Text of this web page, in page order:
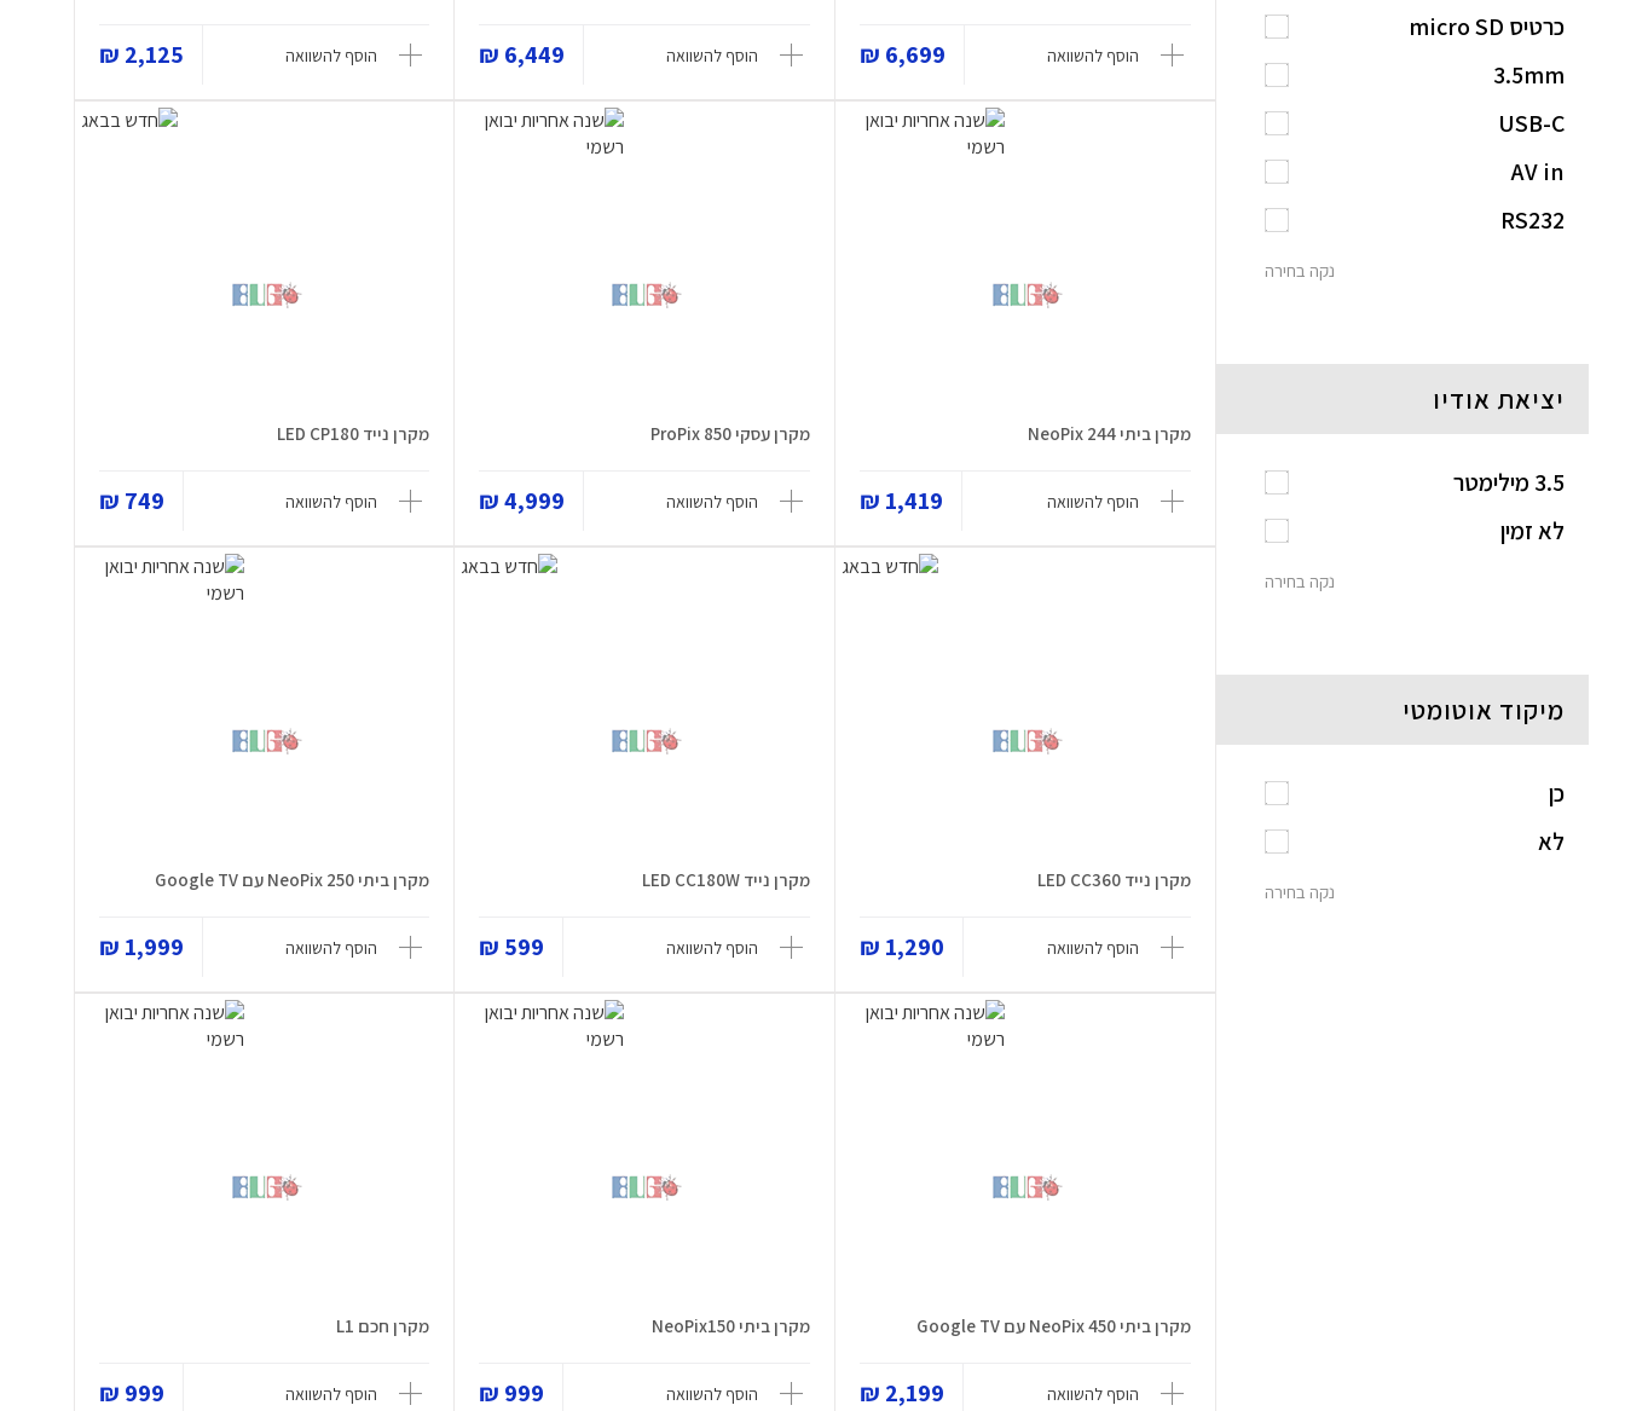
הוסף להשוואה 6,699 ₪ הוסף להשוואה 6,449 ₪ הוסף להשוואה 2,125 ₪
מקרן ביתי NeoPix 244
הוסף להשוואה 1,419 ₪
מקרן עסקי ProPix 850
הוסף להשוואה 4,999 ₪
מקרן נייד LED CP180
הוסף להשוואה 749 ₪
מקרן נייד LED CC360
הוסף להשוואה 1,290 ₪
מקרן נייד LED CC180W
הוסף להשוואה 599 ₪
מקרן ביתי NeoPix 250 עם Google TV
הוסף להשוואה 1,999 ₪
מקרן ביתי NeoPix 450 עם Google TV
הוסף להשוואה 2,199 ₪
מקרן ביתי NeoPix150
הוסף להשוואה 999 ₪
מקרן חכם L1
הוסף להשוואה 999 ₪
כרטיס micro SD
3.5mm
USB-C
AV in
RS232
נקה בחירה
יציאת אודיו
3.5 מילימטר
לא זמין
נקה בחירה
מיקוד אוטומטי
כן
לא
נקה בחירה